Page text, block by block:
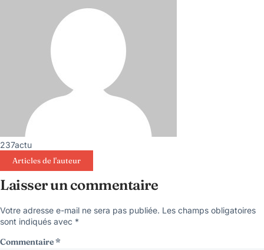
237actu
Articles de l'auteur
Laisser un commentaire
Votre adresse e-mail ne sera pas publiée. Les champs obligatoires
sont indiqués avec *
Commentaire*